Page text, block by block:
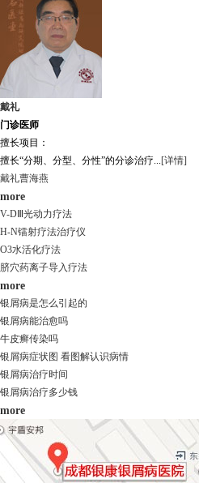
戴礼
门诊医师
擅长项目：
擅长“分期、分型、分性”的分诊治疗...[详情]
戴礼曹海燕
more
V-DⅢ光动力疗法
H-N镭射疗法治疗仪
O3水活化疗法
脐穴药离子导入疗法
more
银屑病是怎么引起的
银屑病能治愈吗
牛皮癣传染吗
银屑病症状图 看图解认识病情
银屑病治疗时间
银屑病治疗多少钱
more